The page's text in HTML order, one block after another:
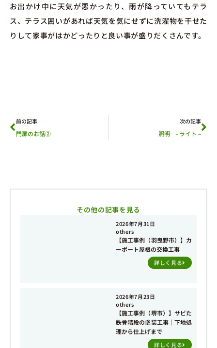
お出かけ中に天気が悪かったり、雨が降っていてもテラ
ス、テラス囲いがあれば天気を気にせずに洗濯物を干せた
りして家事がはかどったりと良い事が盛りだくさんです。
前の記事
門扉のお話②
次の記事
照明 - ライト –
その他の記事を見る
2026年7月31日
others
【施工事例（羽曳野市）】カ
ーポート屋根の交換工事
詳しく見る
2026年7月23日
others
【施工事例（堺市）】サビた
鉄骨階段の塗装工事｜下地処
理から仕上げまで
詳しく見る